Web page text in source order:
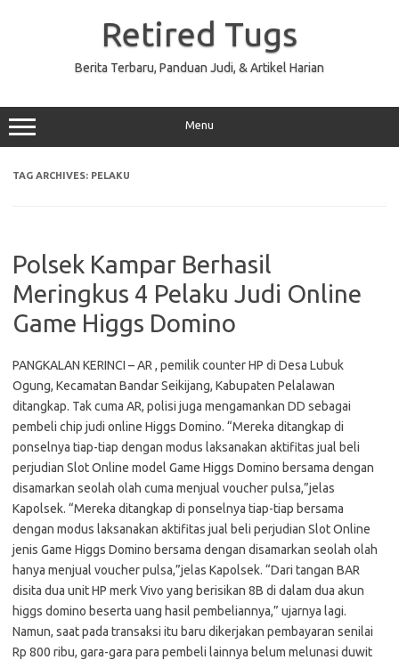
Retired Tugs
Berita Terbaru, Panduan Judi, & Artikel Harian
Menu
TAG ARCHIVES: PELAKU
Polsek Kampar Berhasil
Meringkus 4 Pelaku Judi Online
Game Higgs Domino
PANGKALAN KERINCI – AR , pemilik counter HP di Desa Lubuk
Ogung, Kecamatan Bandar Seikijang, Kabupaten Pelalawan
ditangkap. Tak cuma AR, polisi juga mengamankan DD sebagai
pembeli chip judi online Higgs Domino. “Mereka ditangkap di
ponselnya tiap-tiap dengan modus laksanakan aktifitas jual beli
perjudian Slot Online model Game Higgs Domino bersama dengan
disamarkan seolah olah cuma menjual voucher pulsa,”jelas
Kapolsek. “Mereka ditangkap di ponselnya tiap-tiap bersama
dengan modus laksanakan aktifitas jual beli perjudian Slot Online
jenis Game Higgs Domino bersama dengan disamarkan seolah olah
hanya menjual voucher pulsa,”jelas Kapolsek. “Dari tangan BAR
disita dua unit HP merk Vivo yang berisikan 8B di dalam dua akun
higgs domino beserta uang hasil pembeliannya,” ujarnya lagi.
Namun, saat pada transaksi itu baru dikerjakan pembayaran senilai
Rp 800 ribu, gara-gara para pembeli lainnya belum melunasi duwit